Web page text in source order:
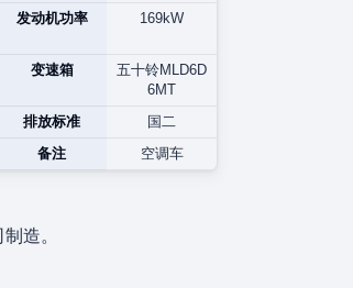
发动机功率 169kW
变速箱
五十铃MLD6D
6MT
排放标准
国二
备注 空调车
造。